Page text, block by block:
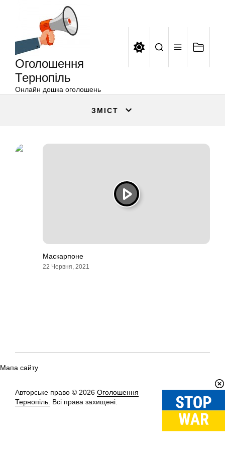
Оголошення
Тернопіль
Онлайн дошка оголошень
ЗМІСТ
Маскарпоне
22 Червня, 2021
Мапа сайту
Авторське право © 2026 Оголошення
Тернопіль. Всі права захищені.
Вгору↑